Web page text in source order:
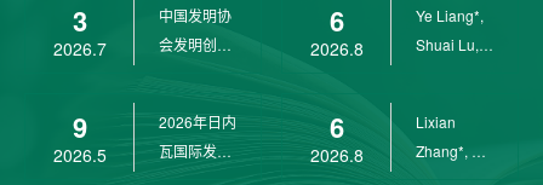
3
2026.7
中国发明协
会发明创业
9
2026.5
2026年日内
瓦国际发明
6
2026.8
Ye Liang*,
Shuai Lu,
6
2026.8
Lixian
Zhang*, Ye